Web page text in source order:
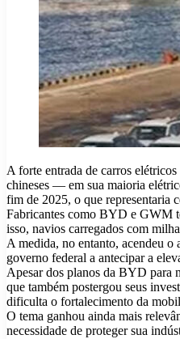
A forte entrada de carros
chineses — em sua maioria
fim de 2025, o que representaria
Fabricantes como BYD e GWM
isso, navios carregados com
A medida, no entanto, acendeu o
governo federal a antecipar a
Apesar dos planos da BYD para
que também postergou seus
dificulta o fortalecimento da
O tema ganhou ainda mais
necessidade de proteger sua